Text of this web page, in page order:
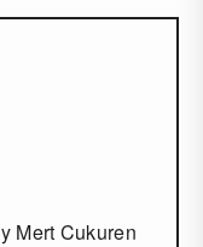
Mert Cukuren